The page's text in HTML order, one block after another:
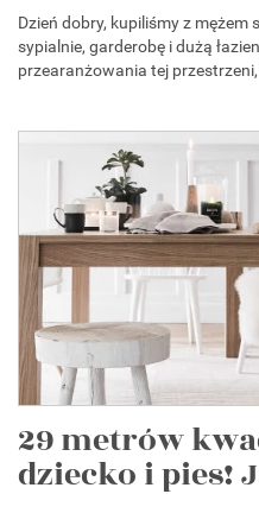
Dzień dobry, kupiliśmy z
sypialnie, garderobę i dużą
przearanżowania tej
29 metrów
dziecko i pies!